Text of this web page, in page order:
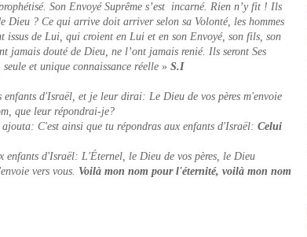
Son Envoyé Suprême s’est incarné. Rien n’y fit ! Ils
Dieu ? Ce qui arrive doit arriver selon sa Volonté, les hommes
de Lui, qui croient en Lui et en son Envoyé, son fils, son
jamais douté de Dieu, ne l’ont jamais renié. Ils seront Ses
et unique connaissance réelle » S.I
d'Israël, et je leur dirai: Le Dieu de vos pères m'envoie
que leur répondrai-je?
C'est ainsi que tu répondras aux enfants d'Israël: Celui
d'Israël: L'Éternel, le Dieu de vos pères, le Dieu
vers vous. Voilà mon nom pour l'éternité, voilà mon nom